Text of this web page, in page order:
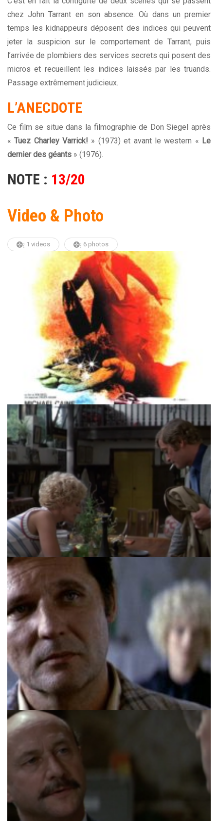
chez John Tarrant en son absence. Où dans un premier
temps les kidnappeurs déposent des indices qui peuvent
jeter la suspicion sur le comportement de Tarrant, puis
l’arrivée de plombiers des services secrets qui posent des
micros et recueillent les indices laissés par les truands.
Passage extrêmement judicieux.
L’ANECDOTE
Ce film se situe dans la filmographie de Don Siegel après
«Tuez Charley Varrick! » (1973) et avant le western « Le
dernier des géants » (1976).
NOTE : 13/20
Video & Photo
1 videos 6 photos